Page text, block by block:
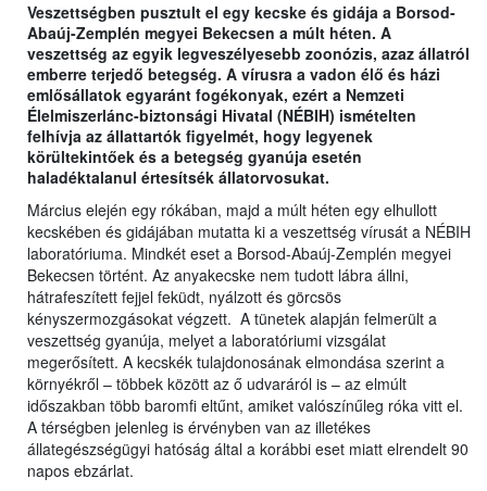
Veszettségben pusztult el egy kecske és gidája a Borsod-
Abaúj-Zemplén megyei Bekecsen a múlt héten. A
veszettség az egyik legveszélyesebb zoonózis, azaz állatról
emberre terjedő betegség. A vírusra a vadon élő és házi
emlősállatok egyaránt fogékonyak, ezért a Nemzeti
Élelmiszerlánc-biztonsági Hivatal (NÉBIH) ismételten
felhívja az állattartók figyelmét, hogy legyenek
körültekintőek és a betegség gyanúja esetén
haladéktalanul értesítsék állatorvosukat.
Március elején egy rókában, majd a múlt héten egy elhullott
kecskében és gidájában mutatta ki a veszettség vírusát a NÉBIH
laboratóriuma. Mindkét eset a Borsod-Abaúj-Zemplén megyei
Bekecsen történt. Az anyakecske nem tudott lábra állni,
hátrafeszített fejjel feküdt, nyálzott és görcsös
kényszermozgásokat végzett. A tünetek alapján felmerült a
veszettség gyanúja, melyet a laboratóriumi vizsgálat
megerősített. A kecskék tulajdonosának elmondása szerint a
környékről – többek között az ő udvaráról is – az elmúlt
időszakban több baromfi eltűnt, amiket valószínűleg róka vitt el.
A térségben jelenleg is érvényben van az illetékes
állategészségügyi hatóság által a korábbi eset miatt elrendelt 90
napos ebzárlat.